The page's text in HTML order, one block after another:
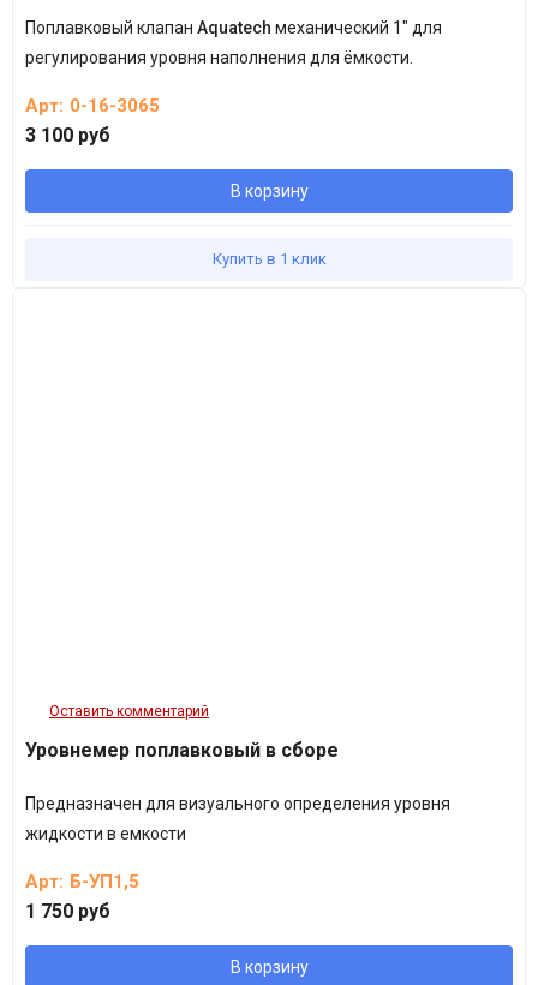
Поплавковый клапан Aquatech механический 1" для
регулирования уровня наполнения для ёмкости.
Арт: 0-16-3065
3 100 руб
В корзину
Купить в 1 клик
Оставить комментарий
Уровнемер поплавковый в сборе
Предназначен для визуального определения уровня
жидкости в емкости
Арт: Б-УП1,5
1 750 руб
В корзину